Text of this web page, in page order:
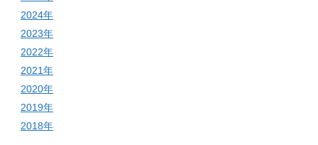
2024年
2023年
2022年
2021年
2020年
2019年
2018年